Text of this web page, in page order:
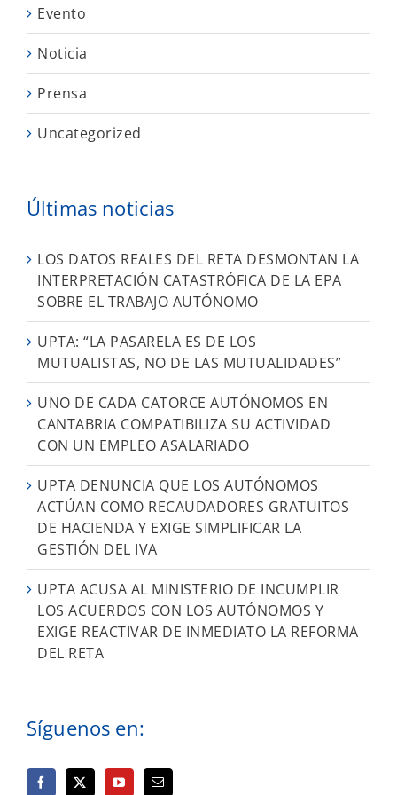
Evento
Noticia
Prensa
Uncategorized
Últimas noticias
LOS DATOS REALES DEL RETA DESMONTAN LA
INTERPRETACIÓN CATASTRÓFICA DE LA EPA
SOBRE EL TRABAJO AUTÓNOMO
UPTA: “LA PASARELA ES DE LOS
MUTUALISTAS, NO DE LAS MUTUALIDADES”
UNO DE CADA CATORCE AUTÓNOMOS EN
CANTABRIA COMPATIBILIZA SU ACTIVIDAD
CON UN EMPLEO ASALARIADO
UPTA DENUNCIA QUE LOS AUTÓNOMOS
ACTÚAN COMO RECAUDADORES GRATUITOS
DE HACIENDA Y EXIGE SIMPLIFICAR LA
GESTIÓN DEL IVA
UPTA ACUSA AL MINISTERIO DE INCUMPLIR
LOS ACUERDOS CON LOS AUTÓNOMOS Y
EXIGE REACTIVAR DE INMEDIATO LA REFORMA
DEL RETA
Síguenos en: